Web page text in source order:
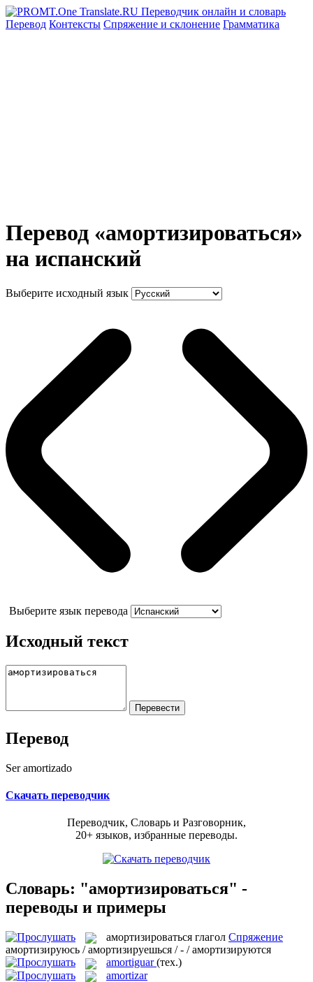
Перевод Контексты Спряжение и склонение Грамматика
Перевод «амортизироваться»
на испанский
Выберите исходный язык
Выберите язык перевода
Исходный текст
Перевод
Ser amortizado
Скачать переводчик
Переводчик, Словарь и Разговорник,
20+ языков, избранные переводы.
Словарь: "амортизироваться" -
переводы и примеры
амортизироваться глагол Спряжение
амортизируюсь / амортизируешься / - / амортизируются
amortiguar (тех.)
amortizar